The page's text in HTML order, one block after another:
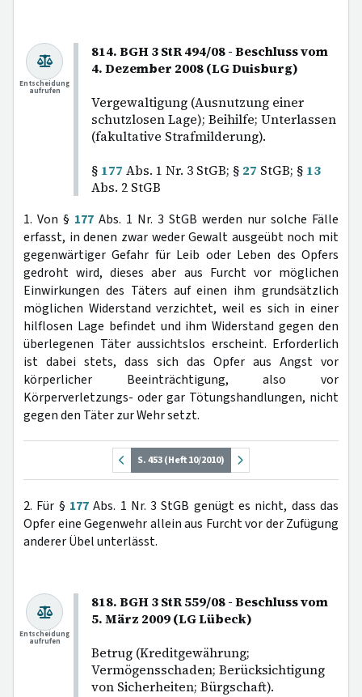
814. BGH 3 StR 494/08 - Beschluss vom
4. Dezember 2008 (LG Duisburg)
Vergewaltigung (Ausnutzung einer
schutzlosen Lage); Beihilfe; Unterlassen
(fakultative Strafmilderung).
§ 177 Abs. 1 Nr. 3 StGB; § 27 StGB; § 13
Abs. 2 StGB
Entscheidung
aufrufen
1. Von § 177 Abs. 1 Nr. 3 StGB werden nur solche Fälle
erfasst, in denen zwar weder Gewalt ausgeübt noch mit
gegenwärtiger Gefahr für Leib oder Leben des Opfers
gedroht wird, dieses aber aus Furcht vor möglichen
Einwirkungen des Täters auf einen ihm grundsätzlich
möglichen Widerstand verzichtet, weil es sich in einer
hilflosen Lage befindet und ihm Widerstand gegen den
überlegenen Täter aussichtslos erscheint. Erforderlich
ist dabei stets, dass sich das Opfer aus Angst vor
körperlicher Beeinträchtigung, also vor
Körperverletzungs- oder gar Tötungshandlungen, nicht
gegen den Täter zur Wehr setzt.
S. 453 (Heft 10/2010)
2. Für § 177Abs. 1 Nr. 3 StGB genügt es nicht, dass das
Opfer eine Gegenwehr allein aus Furcht vor der Zufügung
anderer Übel unterlässt.
818. BGH 3 StR 559/08 - Beschluss vom
5. März 2009 (LG Lübeck)
Betrug (Kreditgewährung;
Vermögensschaden; Berücksichtigung
von Sicherheiten; Bürgschaft).
Entscheidung
aufrufen